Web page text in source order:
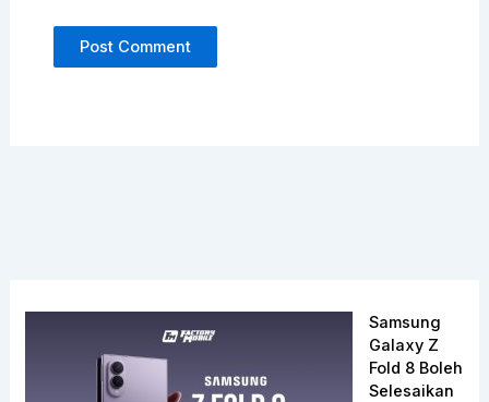
Samsung
Galaxy Z
Fold 8 Boleh
Selesaikan